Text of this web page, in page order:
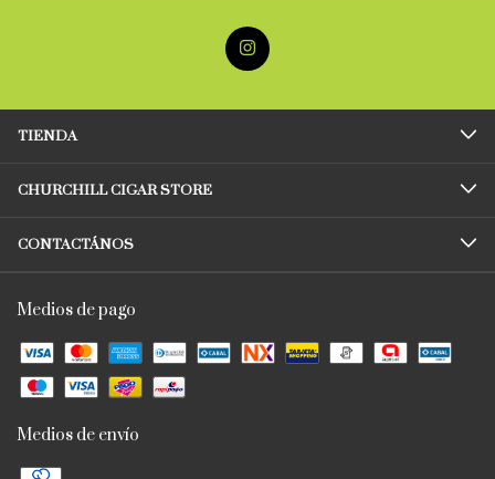
TIENDA
CHURCHILL CIGAR STORE
CONTACTÁNOS
Medios de pago
Medios de envío